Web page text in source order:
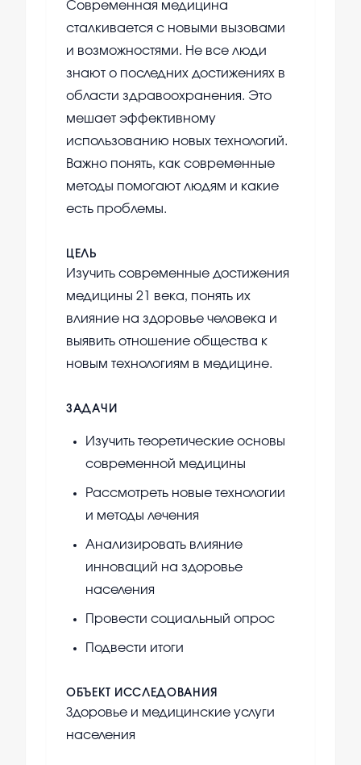
Современная медицина
сталкивается с новыми вызовами
и возможностями. Не все люди
знают о последних достижениях в
области здравоохранения. Это
мешает эффективному
использованию новых технологий.
Важно понять, как современные
методы помогают людям и какие
есть проблемы.
ЦЕЛЬ
Изучить современные достижения
медицины 21 века, понять их
влияние на здоровье человека и
выявить отношение общества к
новым технологиям в медицине.
ЗАДАЧИ
Изучить теоретические основы
современной медицины
Рассмотреть новые технологии
и методы лечения
Анализировать влияние
инноваций на здоровье
населения
Провести социальный опрос
Подвести итоги
ОБЪЕКТ ИССЛЕДОВАНИЯ
Здоровье и медицинские услуги
населения